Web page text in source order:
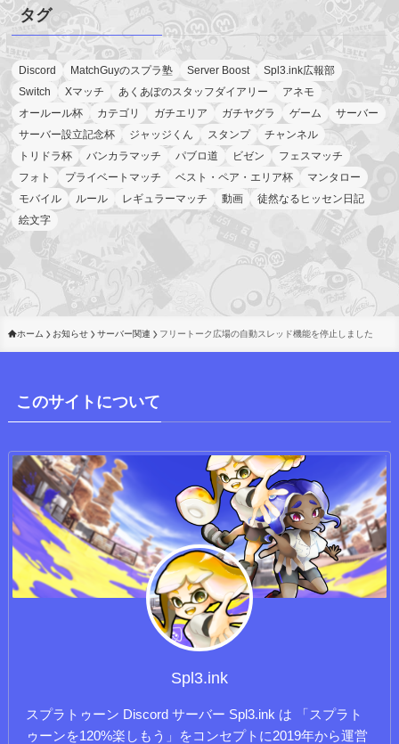
タグ
Discord MatchGuyのスプラ塾 Server Boost
Spl3.ink広報部
Switch
Xマッチ あくあぽのスタッフダイアリー
アネモ
オールール杯
カテゴリ ガチエリア ガチヤグラ ゲーム
サーバー
サーバー設立記念杯
ジャッジくん スタンプ
チャンネル
トリドラ杯
バンカラマッチ パブロ道 ビゼン
フェスマッチ
フォト
プライベートマッチ ベスト・ペア・エリア杯
マンタロー
モバイル
ルール レギュラーマッチ 動画
徒然なるヒッセン日記
絵文字
ホーム お知らせ サーバー関連 フリートーク広場の自動スレッド機能を停止しました
このサイトについて
Spl3.ink
スプラトゥーン Discord サーバー Spl3.ink は 「スプラト
ゥーンを120%楽しもう」をコンセプトに2019年から運営